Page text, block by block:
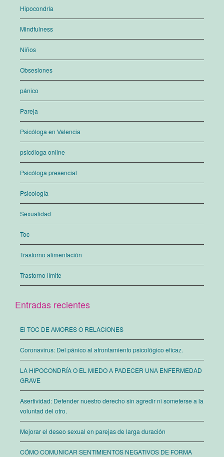
Hipocondría
Mindfulness
Niños
Obsesiones
pánico
Pareja
Psicóloga en Valencia
psicóloga online
Psicóloga presencial
Psicología
Sexualidad
Toc
Trastorno alimentación
Trastorno límite
Entradas recientes
El TOC DE AMORES O RELACIONES
Coronavirus: Del pánico al afrontamiento psicológico eficaz.
LA HIPOCONDRÍA O EL MIEDO A PADECER UNA ENFERMEDAD
GRAVE
Asertividad: Defender nuestro derecho sin agredir ni someterse a la
voluntad del otro.
Mejorar el deseo sexual en parejas de larga duración
CÓMO COMUNICAR SENTIMIENTOS NEGATIVOS DE FORMA